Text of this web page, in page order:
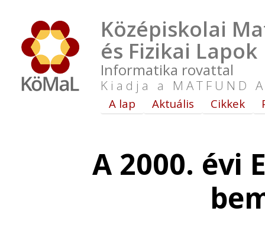
Középiskolai
és Fizikai Lapok
Informatika rovattal
Kiadja a MATFUND
A lap Aktuális Cikkek
A 2000. évi